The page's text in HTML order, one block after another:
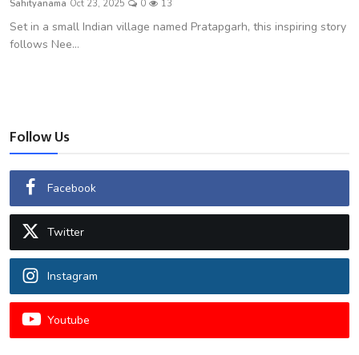
शख्सियत
धरोहर
उपन्यास
सिनेमा
शायरी
ग़ज़ल
Sahityanama Oct 23, 2025 0 13
Set in a small Indian village named Pratapgarh, this inspiring story
follows Nee...
Follow Us
Facebook
Twitter
Instagram
Youtube